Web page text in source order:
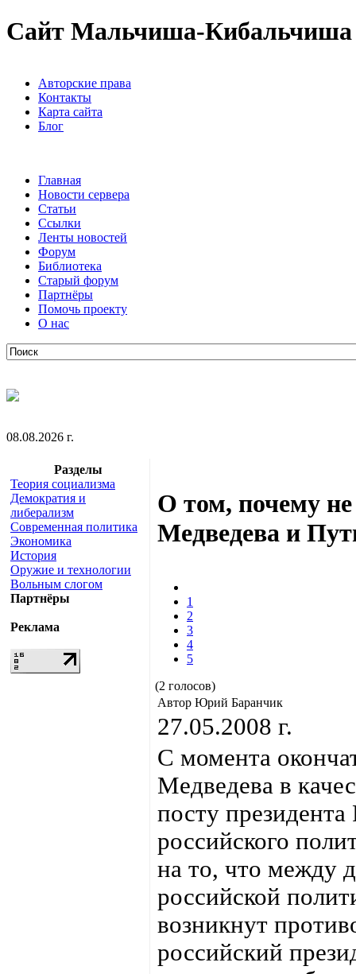
Сайт Мальчиша-Кибальчиша
Авторские права
Контакты
Карта сайта
Блог
Главная
Новости сервера
Статьи
Ссылки
Ленты новостей
Форум
Библиотека
Старый форум
Партнёры
Помочь проекту
О нас
08.08.2026 г.
Разделы
Теория социализма
Демократия и
либерализм
Современная политика
Экономика
История
Оружие и технологии
Вольным слогом
Партнёры
Реклама
О том, почему не
Медведева и
1
2
3
4
5
(2 голосов)
Автор Юрий Баранчик
27.05.2008 г.
С момента
Медведева в
посту президента
российского
на то, что между
российской
возникнут
российский